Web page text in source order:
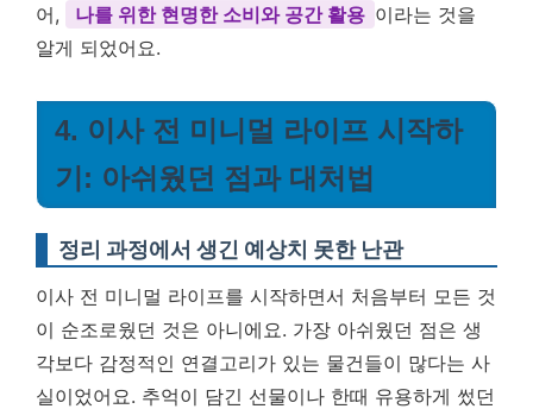
어,
나를 위한 현명한 소비와 공간 활용 이라는 것을
알게 되었어요.
4. 이사 전 미니멀 라이프 시작하
기: 아쉬웠던 점과 대처법
정리 과정에서 생긴 예상치 못한 난관
이사 전 미니멀 라이프를 시작하면서 처음부터 모든 것
이 순조로웠던 것은 아니에요. 가장 아쉬웠던 점은 생
각보다 감정적인 연결고리가 있는 물건들이 많다는 사
실이었어요. 추억이 담긴 선물이나 한때 유용하게 썼던